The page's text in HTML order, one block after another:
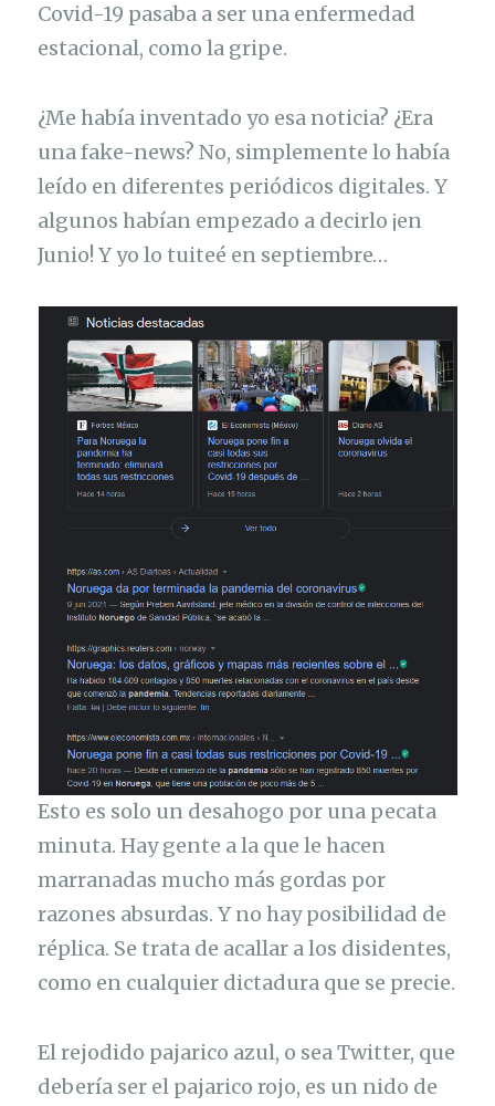
Covid-19 pasaba a ser una enfermedad
estacional, como la gripe.
¿Me había inventado yo esa noticia? ¿Era
una fake-news? No, simplemente lo había
leído en diferentes periódicos digitales. Y
algunos habían empezado a decirlo ¡en
Junio! Y yo lo tuiteé en septiembre…
Esto es solo un desahogo por una pecata
minuta. Hay gente a la que le hacen
marranadas mucho más gordas por
razones absurdas. Y no hay posibilidad de
réplica. Se trata de acallar a los disidentes,
como en cualquier dictadura que se precie.
El rejodido pajarico azul, o sea Twitter, que
debería ser el pajarico rojo, es un nido de